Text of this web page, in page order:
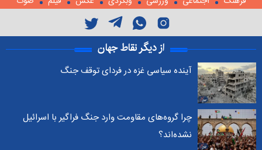
از دیگر نقاط جهان
آینده سیاسی غزه در فردای توقف جنگ
چرا گروه‌های مقاومت وارد جنگ فراگیر با اسرائیل
نشده‌اند؟